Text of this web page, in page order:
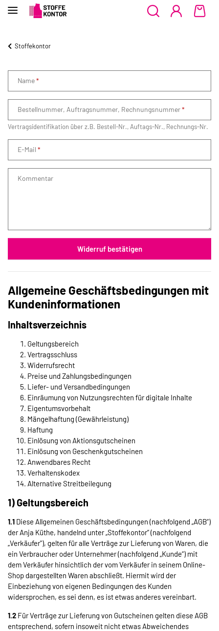
Stoffekontor
Name
Vertragsidentifikation über z.B. Bestell-Nr., Auftags-Nr., Rechnungs-Nr.
Bestellnummer, Auftragsnummer, Rechnungsnummer
E-Mail
Kommentar
Widerruf bestätigen
Allgemeine Geschäftsbedingungen mit
Kundeninformationen
Inhaltsverzeichnis
Geltungsbereich
Vertragsschluss
Widerrufsrecht
Preise und Zahlungsbedingungen
Liefer- und Versandbedingungen
Einräumung von Nutzungsrechten für digitale Inhalte
Eigentumsvorbehalt
Mängelhaftung (Gewährleistung)
Haftung
Einlösung von Aktionsgutscheinen
Einlösung von Geschenkgutscheinen
Anwendbares Recht
Verhaltenskodex
Alternative Streitbeilegung
1) Geltungsbereich
1.1 Diese Allgemeinen Geschäftsbedingungen (nachfolgend „AGB“)
der Anja Küthe, handelnd unter „Stoffekontor“ (nachfolgend
„Verkäufer"), gelten für alle Verträge zur Lieferung von Waren, die
ein Verbraucher oder Unternehmer (nachfolgend „Kunde“) mit
dem Verkäufer hinsichtlich der vom Verkäufer in seinem Online-
Shop dargestellten Waren abschließt. Hiermit wird der
Einbeziehung von eigenen Bedingungen des Kunden
widersprochen, es sei denn, es ist etwas anderes vereinbart.
1.2 Für Verträge zur Lieferung von Gutscheinen gelten diese AGB
entsprechend, sofern insoweit nicht etwas Abweichendes